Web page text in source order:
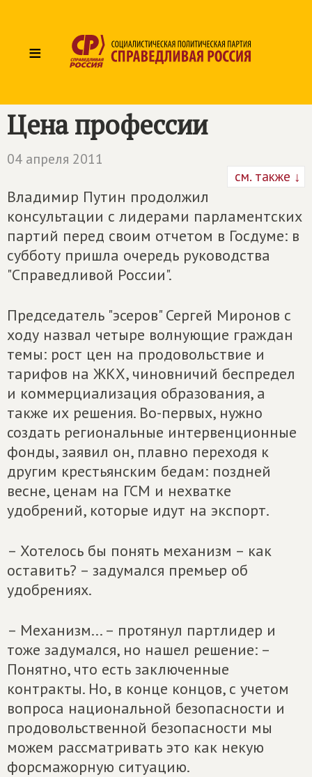
≡
Цена профессии
04 апреля 2011
см. также ↓
Владимир Путин продолжил
консультации с лидерами парламентских
партий перед своим отчетом в Госдуме: в
субботу пришла очередь руководства
"Справедливой России".
Председатель "эсеров" Сергей Миронов с
ходу назвал четыре волнующие граждан
темы: рост цен на продовольствие и
тарифов на ЖКХ, чиновничий беспредел
и коммерциализация образования, а
также их решения. Во-первых, нужно
создать региональные интервенционные
фонды, заявил он, плавно переходя к
другим крестьянским бедам: поздней
весне, ценам на ГСМ и нехватке
удобрений, которые идут на экспорт.
– Хотелось бы понять механизм – как
оставить? – задумался премьер об
удобрениях.
– Механизм... – протянул партлидер и
тоже задумался, но нашел решение: –
Понятно, что есть заключенные
контракты. Но, в конце концов, с учетом
вопроса национальной безопасности и
продовольственной безопасности мы
можем рассматривать это как некую
форсмажорную ситуацию.